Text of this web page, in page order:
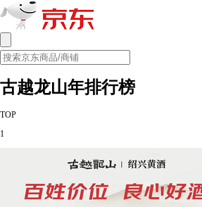
古越龙山年排行榜
TOP
1